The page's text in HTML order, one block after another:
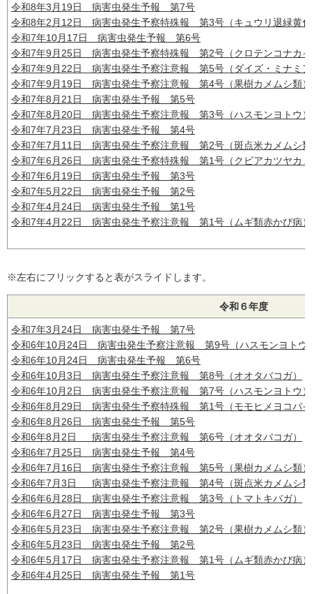
令和8年3月19日 病害虫発生予報 第7号
令和8年2月12日 病害虫発生予察特殊報 第3号（キュウリ退緑黄
令和7年10月17日 病害虫発生予報 第6号
令和7年9月25日 病害虫発生予察特殊報 第2号（クロテンコナカ
令和7年9月22日 病害虫発生予察注意報 第5号（ダイズ・ミナミ
令和7年9月19日 病害虫発生予察注意報 第4号（果樹カメムシ類）
令和7年8月21日 病害虫発生予報 第5号
令和7年8月20日 病害虫発生予察注意報 第3号（ハスモンヨトウ）
令和7年7月23日 病害虫発生予報 第4号
令和7年7月11日 病害虫発生予察注意報 第2号（斑点米カメムシ
令和7年6月26日 病害虫発生予察特殊報 第1号（クビアカツヤカ
令和7年6月19日 病害虫発生予報 第3号
令和7年5月22日 病害虫発生予報 第2号
令和7年4月24日 病害虫発生予報 第1号
令和7年4月22日 病害虫発生予察注意報 第1号（ムギ類赤かび病）
※左右にフリックすると表がスライドします。
令和６年度
令和7年3月24日 病害虫発生予報 第7号
令和6年10月24日 病害虫発生予察注意報 第9号（ハスモンヨトウ
令和6年10月24日 病害虫発生予報 第6号
令和6年10月3日 病害虫発生予察注意報 第8号（オオタバコガ）
令和6年10月2日 病害虫発生予察注意報 第7号（ハスモンヨトウ）
令和6年8月29日 病害虫発生予察特殊報 第1号（モモヒメヨコバ
令和6年8月26日 病害虫発生予報 第5号
令和6年8月2日 病害虫発生予察注意報 第6号（オオタバコガ）
令和6年7月25日 病害虫発生予報 第4号
令和6年7月16日 病害虫発生予察注意報 第5号（果樹カメムシ類）
令和6年7月3日 病害虫発生予察注意報 第4号（斑点米カメムシ
令和6年6月28日 病害虫発生予察注意報 第3号（トマトキバガ）
令和6年6月27日 病害虫発生予報 第3号
令和6年5月23日 病害虫発生予察注意報 第2号（果樹カメムシ類）
令和6年5月23日 病害虫発生予報 第2号
令和6年5月17日 病害虫発生予察注意報 第1号（ムギ類赤かび病）
令和6年4月25日 病害虫発生予報 第1号